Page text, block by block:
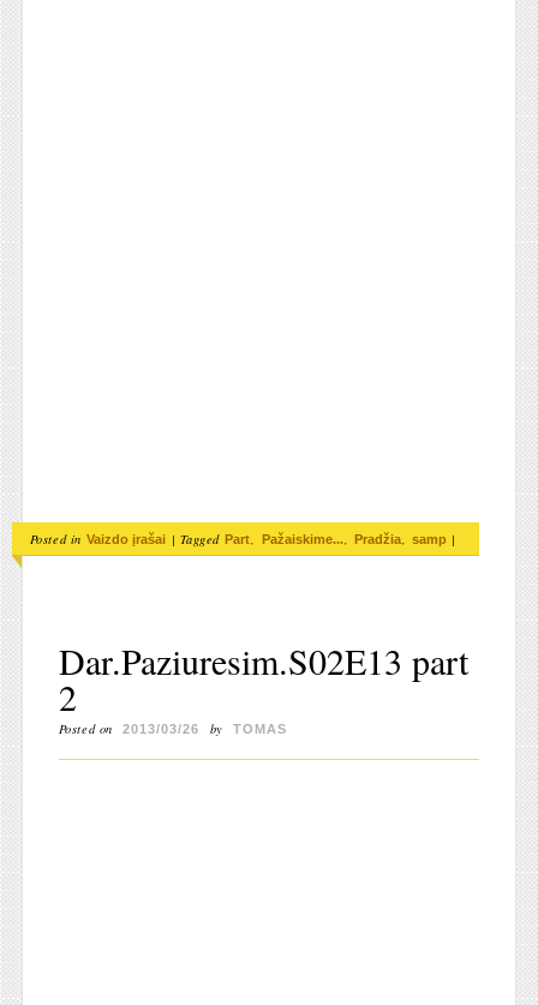
Posted in Vaizdo įrašai | Tagged Part, Pažaiskime..., Pradžia, samp |
Dar.Paziuresim.S02E13 part
2
Posted on 2013/03/26 by TOMAS